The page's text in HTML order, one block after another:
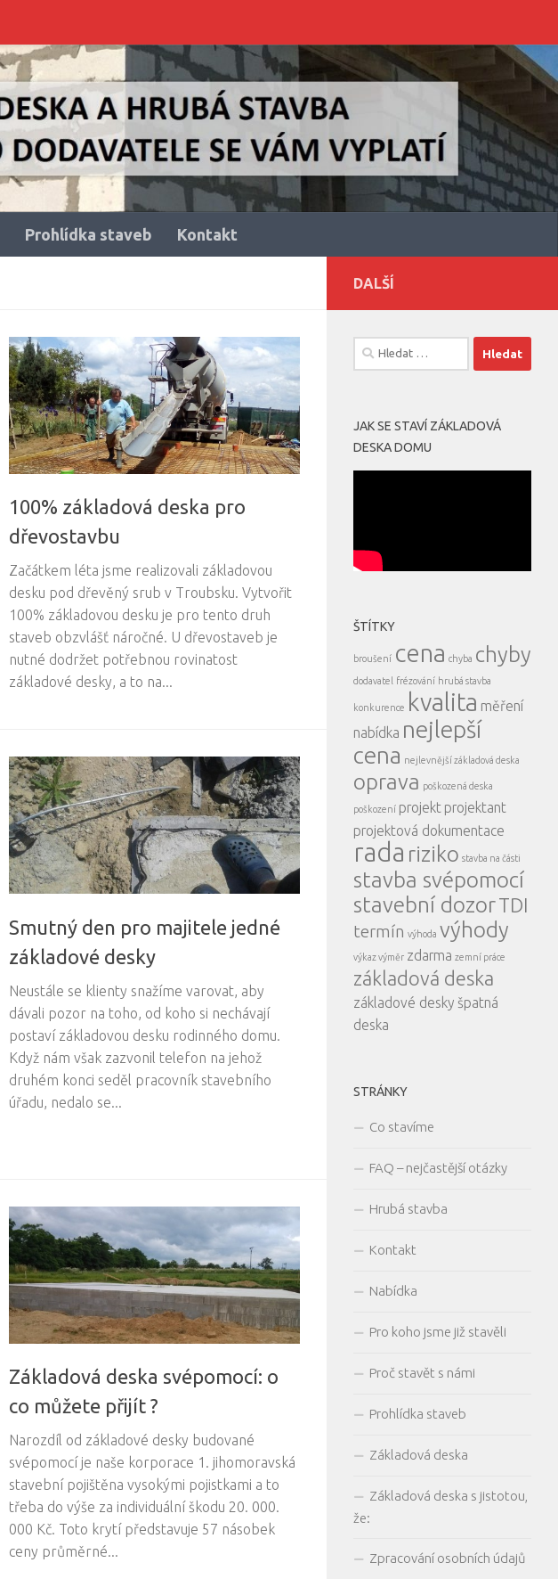
Prohlídka staveb Kontakt
100% základová deska pro
dřevostavbu
Začátkem léta jsme realizovali základovou
desku pod dřevěný srub v Troubsku. Vytvořit
100% základovou desku je pro tento druh
staveb obzvlášť náročné. U dřevostaveb je
nutné dodržet potřebnou rovinatost
základové desky, a to na...
Smutný den pro majitele jedné
základové desky
Neustále se klienty snažíme varovat, aby
dávali pozor na toho, od koho si nechávají
postaví základovou desku rodinného domu.
Když nám však zazvonil telefon na jehož
druhém konci seděl pracovník stavebního
úřadu, nedalo se...
Základová deska svépomocí: o
co můžete přijít ?
Narozdíl od základové desky budované
svépomocí je naše korporace 1. jihomoravská
stavební pojištěna vysokými pojistkami a to
třeba do výše za individuální škodu 20. 000.
000 Kč. Toto krytí představuje 57 násobek
ceny průměrné...
DALŠÍ
Vyhledávání
JAK SE STAVÍ ZÁKLADOVÁ
DESKA DOMU
ŠTÍTKY
broušení cena chyba chyby
dodavatel frézování hrubá stavba
konkurence kvalita měření
nabídka nejlepší
cena nejlevnější základová deska
oprava poškozená deska
poškození projekt projektant
projektová dokumentace
rada riziko stavba na části
stavba svépomocí
stavební dozorTDI
termín výhoda výhody
výkaz výměr zdarma zemní práce
základová deska
základové desky špatná
deska
STRÁNKY
Co stavíme
FAQ – nejčastější otázky
Hrubá stavba
Kontakt
Nabídka
Pro koho jsme již stavěli
Proč stavět s námi
Prohlídka staveb
Základová deska
Základová deska s jistotou,
že:
Zpracování osobních údajů